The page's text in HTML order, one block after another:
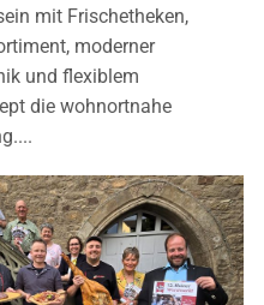
mit Frischetheken,
moderner
und flexiblem
die wohnortnahe